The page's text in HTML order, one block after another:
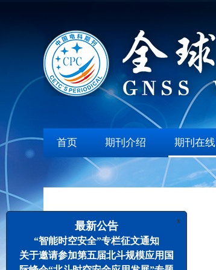
首页 期刊介绍 期刊在线
栏目 封面 目录
x
最新公告
“智能时空安全”专栏征文通知
关于邀请参加第五届北斗规模应用国